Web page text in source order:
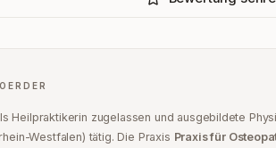
Heilpraktikerin zugelassen und ausgebildete
Westfalen) tätig. Die Praxis Praxis für